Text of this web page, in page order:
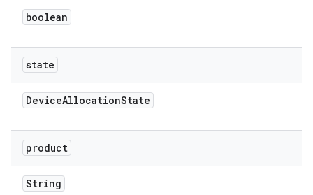
boolean
state
DeviceAllocationState
product
String